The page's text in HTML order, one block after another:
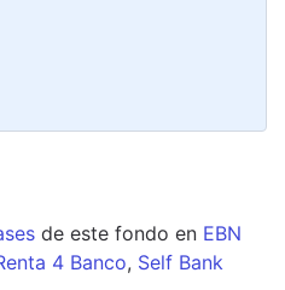
de este fondo en EBN
4 Banco, Self Bank